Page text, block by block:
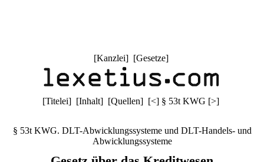
[Kanzlei] [Gesetze]
[Titelei] [Inhalt] [Quellen] [<] § 53t KWG [>]
§ 53t KWG. DLT-Abwicklungssysteme und DLT-Handels- und
Abwicklungssysteme